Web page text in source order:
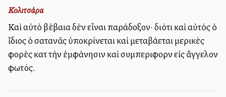
Κολιτσάρα
Καὶ αὐτὸ βέβαια δὲν εἶναι παράδοξον· διότι καὶ αὐτὸς ὁ
ἴδιος ὁ σατανᾶς ὑποκρίνεται καὶ μεταβάλλεται μερικὲς
φορὲς κατὰ τὴν ἐμφάνησιν καὶ συμπεριφορὰν εἰς ἄγγελον
φωτός.